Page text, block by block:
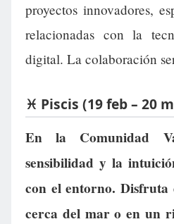
proyectos innovadores,
relacionadas con la
digital. La colaboración
♓ Piscis (19 feb – 20
En la Comunidad
sensibilidad y la
con el entorno.
cerca del mar o en un